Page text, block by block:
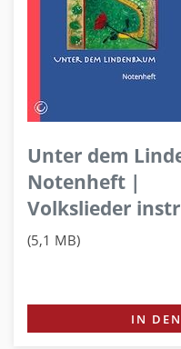
Unter dem
Notenheft |
Volkslieder
(5,1 MB)
IN